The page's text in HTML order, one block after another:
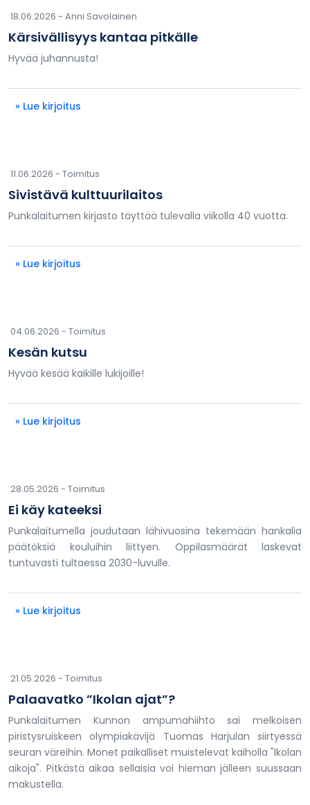
18.06.2026 - Anni Savolainen
Kärsivällisyys kantaa pitkälle
Hyvää juhannusta!
» Lue kirjoitus
11.06.2026 - Toimitus
Sivistävä kulttuurilaitos
Punkalaitumen kirjasto täyttää tulevalla viikolla 40 vuotta.
» Lue kirjoitus
04.06.2026 - Toimitus
Kesän kutsu
Hyvää kesää kaikille lukijoille!
» Lue kirjoitus
28.05.2026 - Toimitus
Ei käy kateeksi
Punkalaitumella joudutaan lähivuosina tekemään hankalia
päätöksiä kouluihin liittyen. Oppilasmäärät laskevat
tuntuvasti tultaessa 2030-luvulle.
» Lue kirjoitus
21.05.2026 - Toimitus
Palaavatko ”Ikolan ajat”?
Punkalaitumen Kunnon ampumahiihto sai melkoisen
piristysruiskeen olympiakävijä Tuomas Harjulan siirtyessä
seuran väreihin. Monet paikalliset muistelevat kaiholla "Ikolan
aikoja". Pitkästä aikaa sellaisia voi hieman jälleen suussaan
makustella.